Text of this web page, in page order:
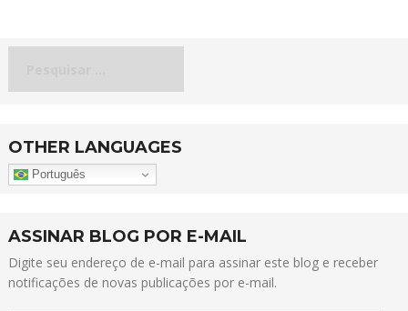
OTHER LANGUAGES
Português
ASSINAR BLOG POR E-MAIL
Digite seu endereço de e-mail para assinar este blog e receber
notificações de novas publicações por e-mail.